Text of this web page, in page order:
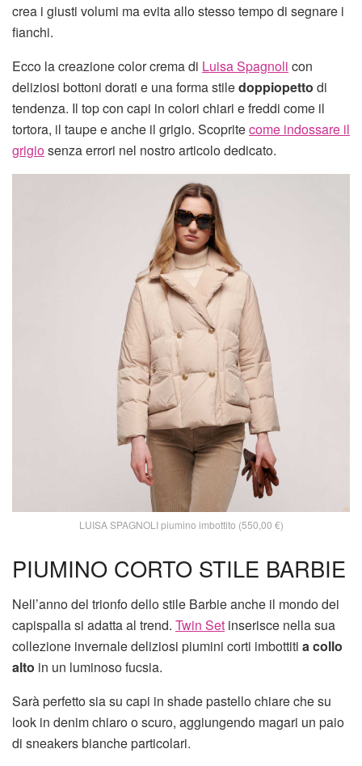
crea i giusti volumi ma evita allo stesso tempo di segnare i
fianchi.
Ecco la creazione color crema di Luisa Spagnoli con
deliziosi bottoni dorati e una forma stiledoppiopetto di
tendenza. Il top con capi in colori chiari e freddi come il
tortora, il taupe e anche il grigio. Scopritecome indossare il
grigiosenza errori nel nostro articolo dedicato.
LUISA SPAGNOLI piumino imbottito (550,00 €)
PIUMINO CORTO STILE BARBIE
Nell’anno del trionfo dello stile Barbie anche il mondo dei
capispalla si adatta al trend. Twin Set inserisce nella sua
collezione invernale deliziosi piumini corti imbottiti a collo
alto in un luminoso fucsia.
Sarà perfetto sia su capi in shade pastello chiare che su
look in denim chiaro o scuro, aggiungendo magari un paio
di sneakers bianche particolari.